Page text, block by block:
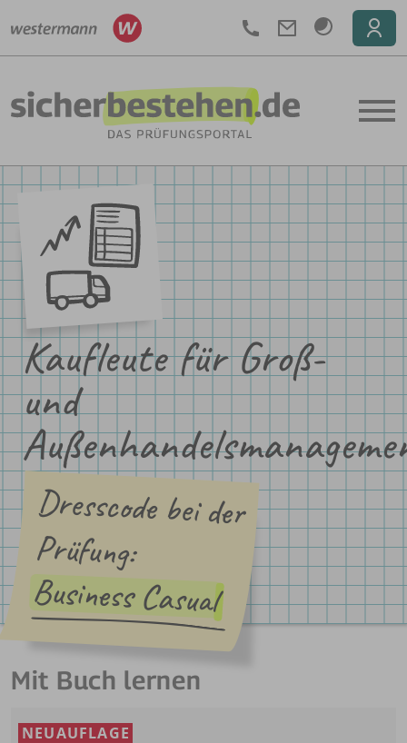
Telefon
Kaufleute für Groß-
und
Dresscode bei der
Prüfung:
Business Casual
Mit Buch lernen
NEUAUFLAGE